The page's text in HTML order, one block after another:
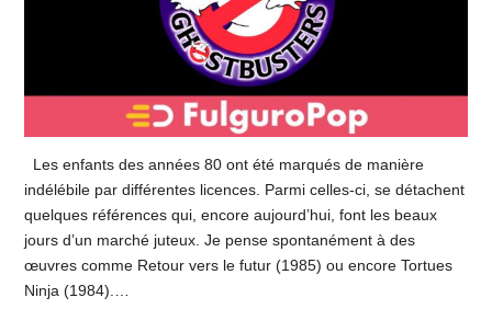
Les enfants des années 80 ont été marqués de manière
indélébile par différentes licences. Parmi celles-ci, se détachent
quelques références qui, encore aujourd’hui, font les beaux
jours d’un marché juteux. Je pense spontanément à des
œuvres comme Retour vers le futur (1985) ou encore Tortues
Ninja (1984).…